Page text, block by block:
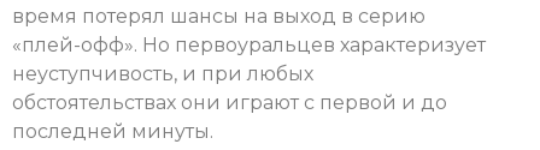
время потерял шансы на выход в серию
«плей-офф». Но первоуральцев характеризует
неуступчивость, и при любых
обстоятельствах они играют с первой и до
последней минуты.